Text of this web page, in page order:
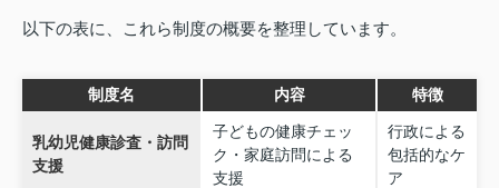
以下の表に、これら制度の概要を整理しています。
制度名 内容 特徴
乳幼児健康診査・訪問
支援
子どもの健康チェッ
ク・家庭訪問による
支援
行政による
包括的なケ
ア